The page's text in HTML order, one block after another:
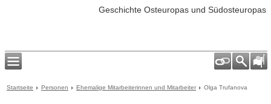
Geschichte Osteuropas und Südosteuropas
Startseite Personen Ehemalige Mitarbeiterinnen und Mitarbeiter Olga Trufanova